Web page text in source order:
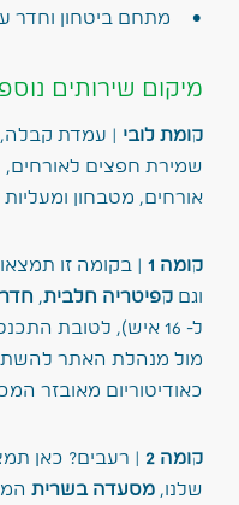
מתחם ביטחון וחדר
מיקום שירותים
קומת לובי | עמדת קבלה,
שמירת חפצים לאורחים,
אורחים, מטבחון ומעליות
קומה 1 | בקומה זו
וגם קפיטריה חלבית,
ל- 16 איש), לטובת
מול מנהלת האתר
כאודיטוריום מאובזר המכיל עד
קומה 2
| רעבים? כאן
שלנו, מסעדה בשרית